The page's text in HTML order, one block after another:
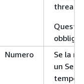
thread
Questo
Numero
Se la
un
tempo